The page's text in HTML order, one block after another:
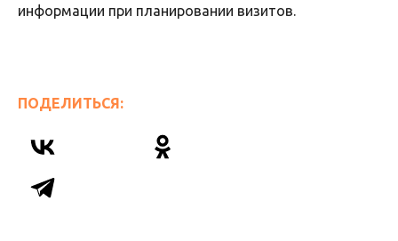
информации при планировании визитов.
ПОДЕЛИТЬСЯ: